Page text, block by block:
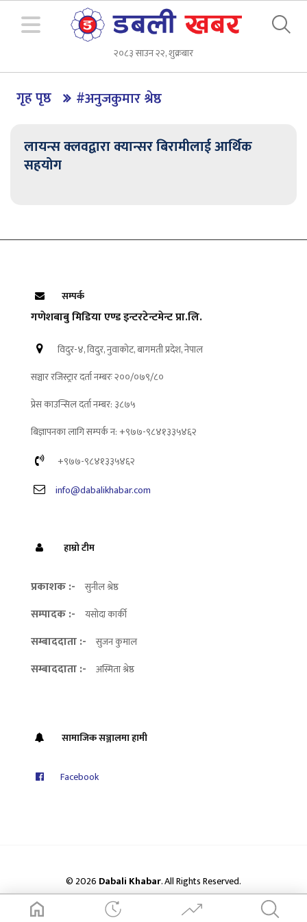
२०८३ साउन २२, शुक्रबार
गृह पृष्ठ #अनुजकुमार श्रेष्ठ
लायन्स क्लवद्वारा क्यान्सर बिरामीलाई आर्थिक
सहयोग
सम्पर्क
गणेशबाबु मिडिया एण्ड इन्टरटेन्टमेन्ट प्रा.लि.
विदुर-४, विदुर, नुवाकोट, बागमती प्रदेश, नेपाल
सञ्चार रजिस्ट्रार दर्ता नम्बरः २००/०७९/८०
प्रेस काउन्सिल दर्ता नम्बर: ३८७५
बिज्ञापनका लागि सम्पर्क न: +९७७-९८४१३३५४६२
+९७७-९८४१३३५४६२
info@dabalikhabar.com
हाम्रो टीम
प्रकाशक :- सुनील श्रेष्ठ
सम्पादक :- यसोदा कार्की
सम्बाददाता :- सुजन कुमाल
सम्बाददाता :- अस्मिता श्रेष्ठ
सामाजिक सञ्जालमा हामी
Facebook
© 2026 Dabali Khabar. All Rights Reserved.